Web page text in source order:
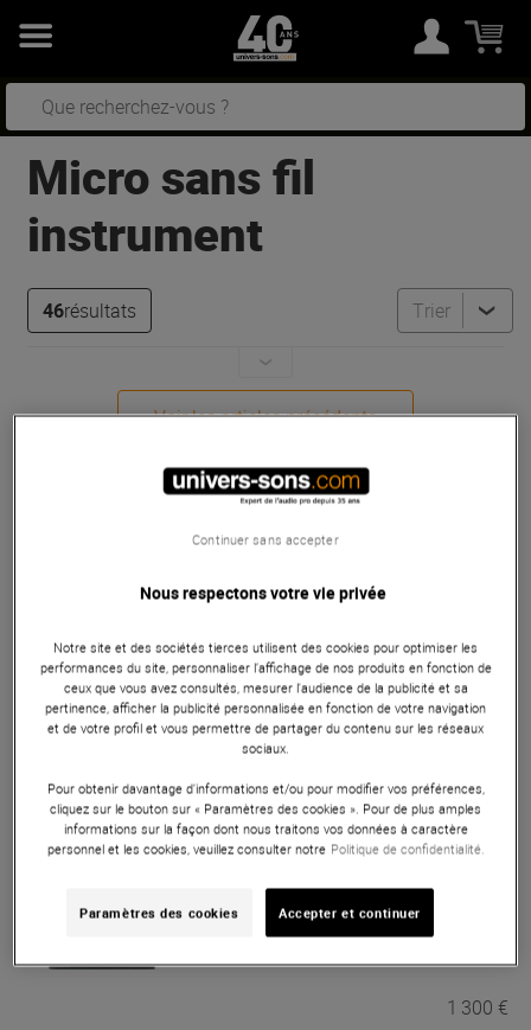
Micro sans fil
instrument
46résultats Trier
Voir les articles précédents
AudixAP41-FLUTE B
AudixAP41-FLUTE A
Pas en Stock
1 300 €
AP41-SAX B
Pas en Stock
1 300 €
Nous respectons votre vie privée
Notre site et des sociétés tierces utilisent des cookies pour optimiser les
performances du site, personnaliser l’affichage de nos produits en fonction de
ceux que vous avez consultés, mesurer l'audience de la publicité et sa
pertinence, afficher la publicité personnalisée en fonction de votre navigation
et de votre profil et vous permettre de partager du contenu sur les réseaux
sociaux.
Pour obtenir davantage d'informations et/ou pour modifier vos préférences,
cliquez sur le bouton sur « Paramètres des cookies ». Pour de plus amples
informations sur la façon dont nous traitons vos données à caractère
personnel et les cookies, veuillez consulter notre Politique de confidentialité.
Paramètres des cookies Accepter et continuer
Continuer sans accepter